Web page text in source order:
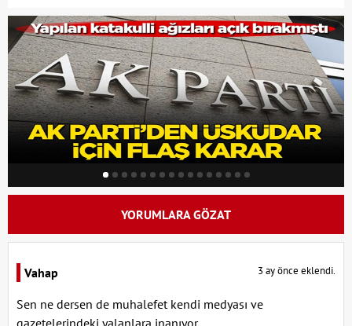
YORUMLARA GÖZAT
Vahap 3 ay önce eklendi.
Sen ne dersen de muhalefet kendi medyası ve
gazetelerindeki yalanlara inanıyor.